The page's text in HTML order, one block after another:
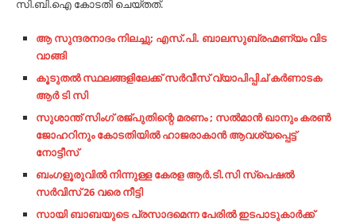
സി.ബി.ഐ കോടതി ചെയ്​തത്​.
ആ ​സു​ന്ദ​ര​നാ​ദം നി​ല​ച്ചു; എ​സ്.​പി. ബാ​ല​സു​ബ്ര​ഹ്മ​ണ്യം വി​ട​
വാ​ങ്ങി
കൂടുതൽ സ്ഥലങ്ങളിലേക്ക് സർവീസ് വ്യാപിപ്പിച് കർണാടക
ആർ ടി സി
സുശാന്ത് സിംഗ് രജ്പുതിന്റെ മരണം ; സല്‍മാന്‍ ഖാനും കരണ്‍
ജോഹറിനും കോടതിയില്‍ ഹാജരാകാന്‍ ആവശ്യപ്പെട്ട്
നോട്ടീസ്
ബംഗളൂരുവില്‍ നിന്നുള്ള കേരള ആര്‍.ടി.സി സ്പെഷല്‍
സര്‍വിസ് 26 വരെ നീട്ടി
സായി ബാബയുടെ പ്രസാദമെന്ന പേരില്‍ ഇടപാടുകാര്‍ക്ക്